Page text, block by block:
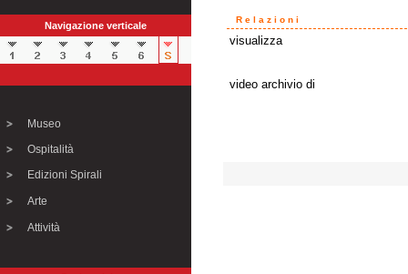
Navigazione verticale
Museo
Ospitalità
Edizioni Spirali
Arte
Attività
Relazioni
visualizza
video archivio di